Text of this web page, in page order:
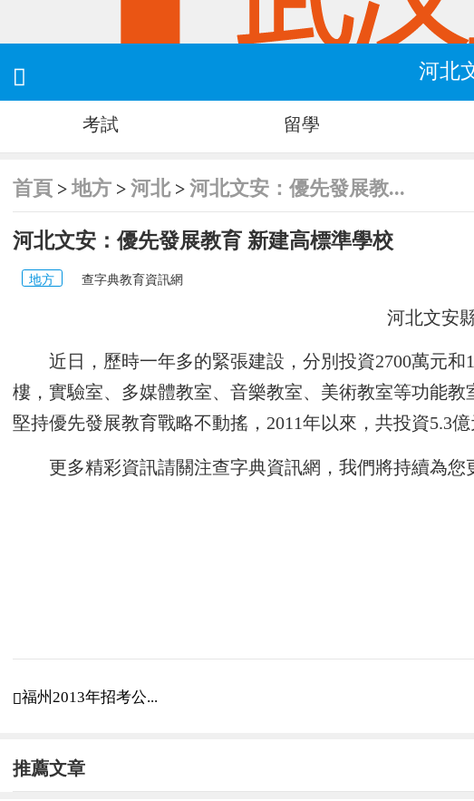
 河北
考試 留學
首頁 >地方 >河北>河北文安：優先發展教...
河北文安：優先發展教育 新建高標準學校
地方 查字典教育資訊網
河北文安
近日，歷時一年多的緊張建設，分別投資2700萬元
樓，實驗室、多媒體教室、音樂教室、美術教室等功能
堅持優先發展教育戰略不動搖，2011年以來，共投資5.3
更多精彩資訊請關注查字典資訊網 ，我們將持續為
福州2013年招考公...
推薦文章